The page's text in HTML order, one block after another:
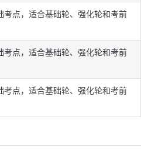
考点，适合基础轮、强化轮和考前
考点，适合基础轮、强化轮和考前
考点，适合基础轮、强化轮和考前